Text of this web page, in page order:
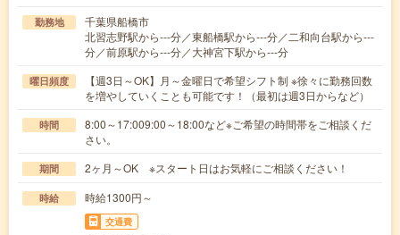
勤務地
千葉県船橋市
北習志野駅から---分／東船橋駅から---分／二和向台駅から---
分／前原駅から---分／大神宮下駅から---分
曜日頻度
【週3日～OK】月～金曜日で希望シフト制 ※徐々に勤務回数
を増やしていくことも可能です！（最初は週3日からなど）
時間
8:00～17:009:00～18:00など※ご希望の時間帯をご相談くだ
さい。
期間 2ヶ月～OK ※スタート日はお気軽にご相談ください！
時給 時給1300円～
交通費